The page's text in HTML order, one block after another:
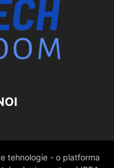
tehnologie - o platforma